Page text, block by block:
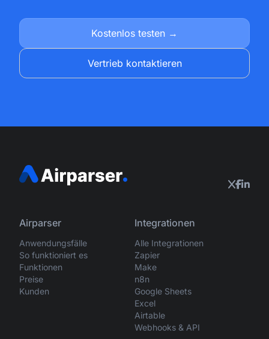
Kostenlos testen →
Vertrieb kontaktieren
Airparser
Anwendungsfälle
So funktioniert es
Funktionen
Preise
Kunden
Integrationen
Alle Integrationen
Zapier
Make
n8n
Google Sheets
Excel
Airtable
Webhooks & API